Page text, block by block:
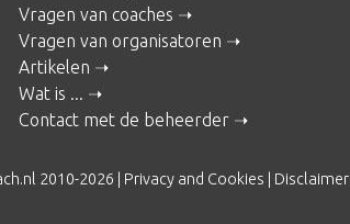
Vragen van coaches
Vragen van organisatoren
Artikelen
Wat is ...
Contact met de beheerder
2010-2026 | Privacy and Cookies Disclaimer